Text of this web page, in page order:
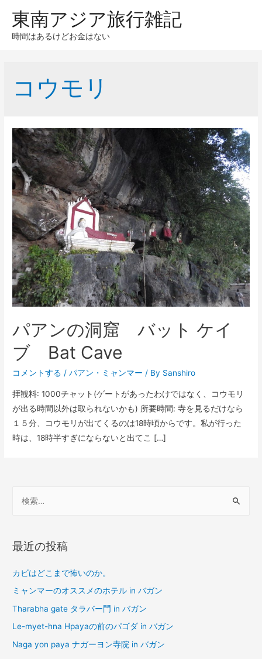
東南アジア旅行雑記
時間はあるけどお金はない
コウモリ
パアンの洞窟 バット ケイ
ブ Bat Cave
コメントする /パアン ・ ミャンマー / By Sanshiro
拝観料: 1000チャット(ゲートがあったわけではなく、コウモリ
が出る時間以外は取られないかも) 所要時間: 寺を見るだけなら
１５分、コウモリが出てくるのは18時頃からです。私が行った
時は、18時半すぎにならないと出てこ […]
最近の投稿
カビはどこまで怖いのか。
ミャンマーのオススメのホテル in バガン
Tharabha gate タラバー門 in バガン
Le-myet-hna Hpayaの前のパゴダ in バガン
Naga yon paya ナガーヨン寺院 in バガン